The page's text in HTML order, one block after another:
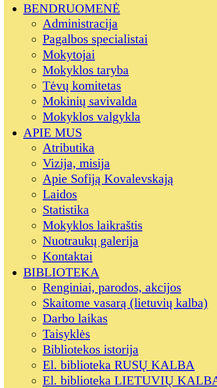
BENDRUOMENĖ
Administracija
Pagalbos specialistai
Mokytojai
Mokyklos taryba
Tėvų komitetas
Mokinių savivalda
Mokyklos valgykla
APIE MUS
Atributika
Vizija, misija
Apie Sofiją Kovalevskają
Laidos
Statistika
Mokyklos laikraštis
Nuotraukų galerija
Kontaktai
BIBLIOTEKA
Renginiai, parodos, akcijos
Skaitome vasarą (lietuvių kalba)
Darbo laikas
Taisyklės
Bibliotekos istorija
El. biblioteka RUSŲ KALBA
El. biblioteka LIETUVIŲ